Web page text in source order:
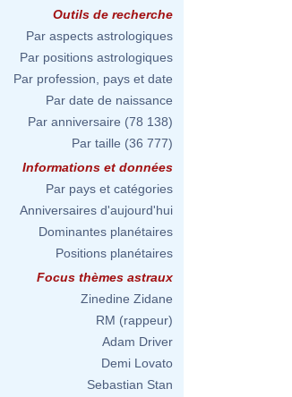
Outils de recherche
Par aspects astrologiques
Par positions astrologiques
Par profession, pays et date
Par date de naissance
Par anniversaire (78 138)
Par taille (36 777)
Informations et données
Par pays et catégories
Anniversaires d'aujourd'hui
Dominantes planétaires
Positions planétaires
Focus thèmes astraux
Zinedine Zidane
RM (rappeur)
Adam Driver
Demi Lovato
Sebastian Stan